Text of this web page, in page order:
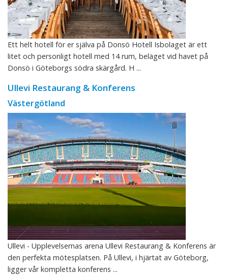
Ett helt hotell för er själva på Donsö Hotell Isbolaget är ett
litet och personligt hotell med 14 rum, beläget vid havet på
Donsö i Göteborgs södra skärgård. H ...
Ullevi Restaurang & Konferens
Västergötland
Ullevi - Upplevelsernas arena Ullevi Restaurang & Konferens är
den perfekta mötesplatsen. På Ullevi, i hjärtat av Göteborg,
ligger vår kompletta konferens ...